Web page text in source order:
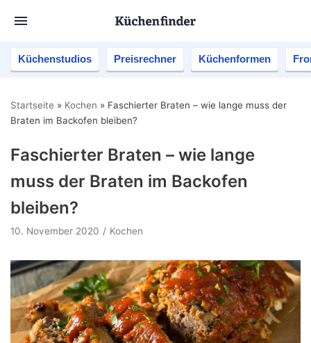
Küchenstudios Preisrechner Küchenformen
Startseite » Kochen » Faschierter Braten – wie lange muss der
Braten im Backofen bleiben?
Faschierter Braten – wie lange
muss der Braten im Backofen
bleiben?
10. November 2020 Kochen